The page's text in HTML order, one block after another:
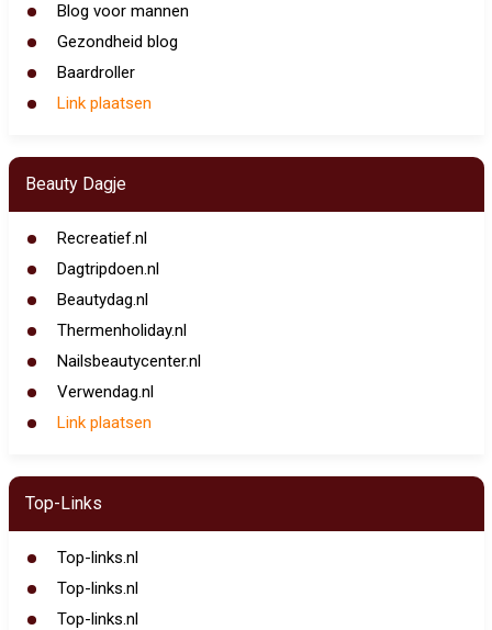
Blog voor mannen
Gezondheid blog
Baardroller
Link plaatsen
Beauty Dagje
Recreatief.nl
Dagtripdoen.nl
Beautydag.nl
Thermenholiday.nl
Nailsbeautycenter.nl
Verwendag.nl
Link plaatsen
Top-Links
Top-links.nl
Top-links.nl
Top-links.nl